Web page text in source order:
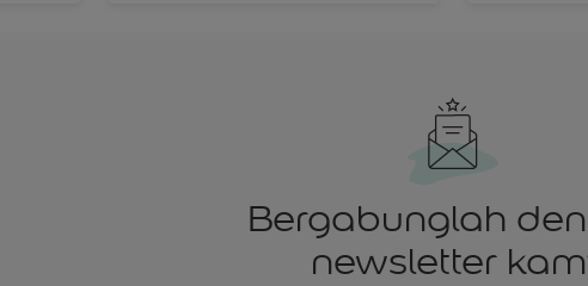
Bergabunglah
newsletter